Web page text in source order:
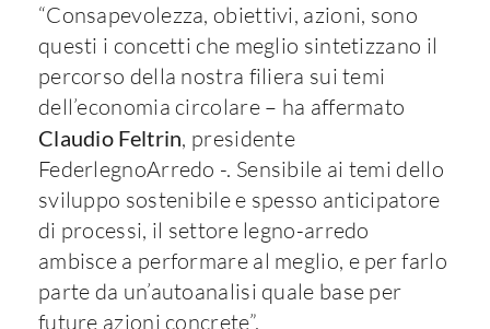
“Consapevolezza, obiettivi, azioni, sono
questi i concetti che meglio sintetizzano il
percorso della nostra filiera sui temi
dell’economia circolare – ha affermato
Claudio Feltrin, presidente
FederlegnoArredo -. Sensibile ai temi dello
sviluppo sostenibile e spesso anticipatore
di processi, il settore legno-arredo
ambisce a performare al meglio, e per farlo
parte da un’autoanalisi quale base per
future azioni concrete”.